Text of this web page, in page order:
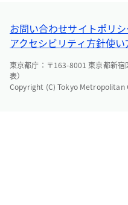
お問い合わせサイトポリ
アクセシビリティ方針使い
東京都庁：〒163-8001 東京都新
表）
Copyright (C) Tokyo Metropolitan